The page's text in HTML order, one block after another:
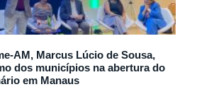
AM, Marcus Lúcio de Sousa,
dos municípios na abertura do
em Manaus